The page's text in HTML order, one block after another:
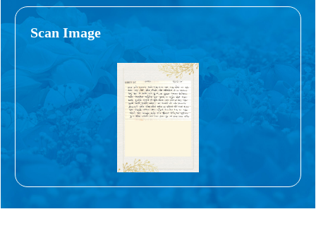
Scan Image